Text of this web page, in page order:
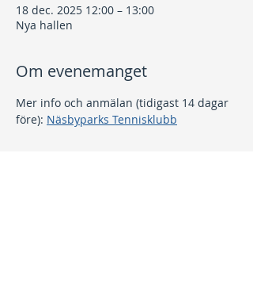
18 dec. 2025 12:00 – 13:00
Nya hallen
Om evenemanget
Mer info och anmälan (tidigast 14 dagar
före): Näsbyparks Tennisklubb